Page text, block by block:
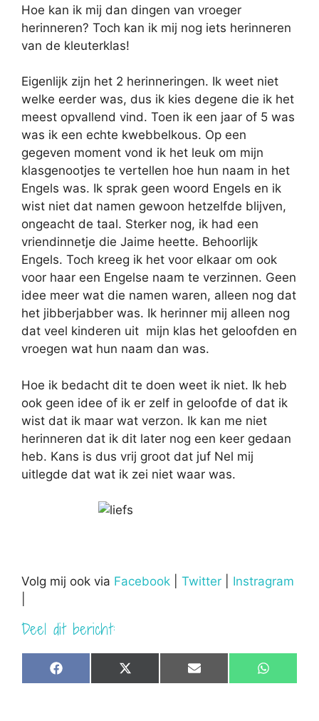
Hoe kan ik mij dan dingen van vroeger
herinneren? Toch kan ik mij nog iets herinneren
van de kleuterklas!
Eigenlijk zijn het 2 herinneringen. Ik weet niet
welke eerder was, dus ik kies degene die ik het
meest opvallend vind. Toen ik een jaar of 5 was
was ik een echte kwebbelkous. Op een
gegeven moment vond ik het leuk om mijn
klasgenootjes te vertellen hoe hun naam in het
Engels was. Ik sprak geen woord Engels en ik
wist niet dat namen gewoon hetzelfde blijven,
ongeacht de taal. Sterker nog, ik had een
vriendinnetje die Jaime heette. Behoorlijk
Engels. Toch kreeg ik het voor elkaar om ook
voor haar een Engelse naam te verzinnen. Geen
idee meer wat die namen waren, alleen nog dat
het jibberjabber was. Ik herinner mij alleen nog
dat veel kinderen uit mijn klas het geloofden en
vroegen wat hun naam dan was.
Hoe ik bedacht dit te doen weet ik niet. Ik heb
ook geen idee of ik er zelf in geloofde of dat ik
wist dat ik maar wat verzon. Ik kan me niet
herinneren dat ik dit later nog een keer gedaan
heb. Kans is dus vrij groot dat juf Nel mij
uitlegde dat wat ik zei niet waar was.
Volg mij ook via Facebook Twitter
Instragram
Deel dit bericht:
Share
on
F
a
Share
on
X
(
Share
on
E
m
Share
on
W
h